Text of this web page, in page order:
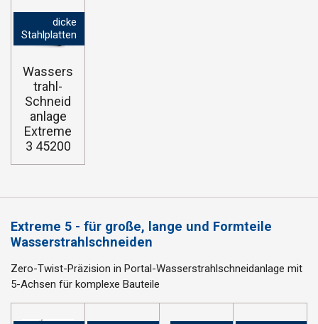
dicke
Stahlplatten
Wassers
trahl-
Schneid
anlage
Extreme
3 45200
Extreme 5 - für große, lange und Formteile
Wasserstrahlschneiden
Zero-Twist-Präzision in Portal-Wasserstrahlschneidanlage mit
5-Achsen für komplexe Bauteile